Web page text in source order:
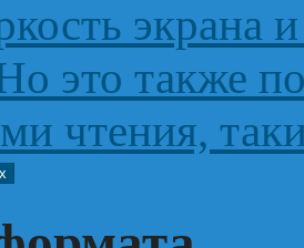
экрана
это также
чтения,